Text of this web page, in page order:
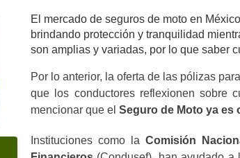
El mercado de seguros de moto en
brindando protección y tranquilidad
son amplias y variadas, por lo que saber
Por lo anterior, la oferta de las pólizas
que los conductores reflexionen sobre
mencionar que el Seguro de Moto ya es
Instituciones como la Comisión